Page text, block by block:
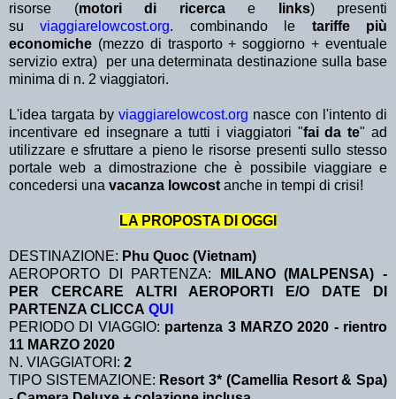
risorse (motori di ricerca e links) presenti
suviaggiarelowcost.org. combinando le tariffe più
economiche (mezzo di trasporto + soggiorno + eventuale
servizio extra)
per una determinata destinazione sulla base
minima di n. 2 viaggiatori.
L'idea targata by viaggiarelowcost.org nasce con l'intento di
incentivare ed insegnare a tutti i viaggiatori "fai da te" ad
utilizzare e sfruttare a pieno le risorse presenti sullo stesso
portale web a dimostrazione che è possibile viaggiare e
concedersi una vacanza lowcost anche in tempi di crisi!
LA PROPOSTA DI OGGI
DESTINAZIONE: Phu Quoc (Vietnam)
AEROPORTO DI PARTENZA:
MILANO (MALPENSA) -
PER CERCARE ALTRI AEROPORTI E/O DATE DI
PARTENZA CLICCA QUI
PERIODO DI VIAGGIO: partenza 3 MARZO 2020 - rientro
11 MARZO 2020
N. VIAGGIATORI: 2
TIPO SISTEMAZIONE: Resort 3* (Camellia Resort & Spa)